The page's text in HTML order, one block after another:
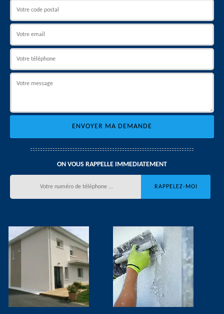
ON VOUS RAPPELLE IMMEDIATEMENT